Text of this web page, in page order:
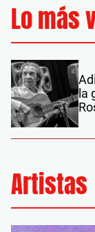
Lo más
la
Artistas